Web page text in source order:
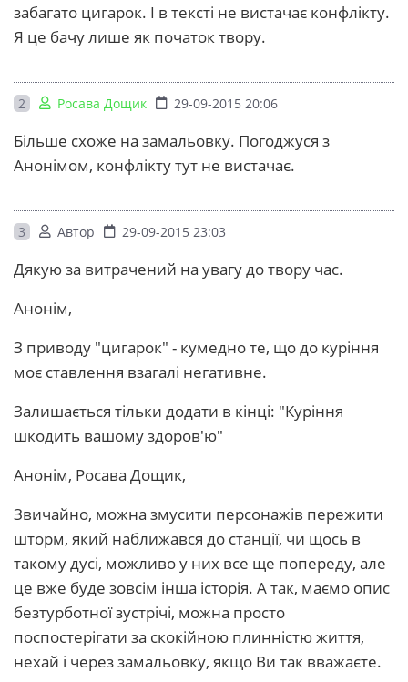
забагато цигарок. І в тексті не вистачає конфлікту.
Я це бачу лише як початок твору.
2 Росава Дощик 29-09-2015 20:06
Більше схоже на замальовку. Погоджуся з
Анонімом, конфлікту тут не вистачає.
3 Автор 29-09-2015 23:03
Дякую за витрачений на увагу до твору час.
Анонім,
З приводу "цигарок" - кумедно те, що до куріння
моє ставлення взагалі негативне.
Залишається тільки додати в кінці: "Куріння
шкодить вашому здоров'ю"
Анонім, Росава Дощик,
Звичайно, можна змусити персонажів пережити
шторм, який наближався до станції, чи щось в
такому дусі, можливо у них все ще попереду, але
це вже буде зовсім інша історія. А так, маємо опис
безтурботної зустрічі, можна просто
поспостерігати за скокійною плинністю життя,
нехай і через замальовку, якщо Ви так вважаєте.